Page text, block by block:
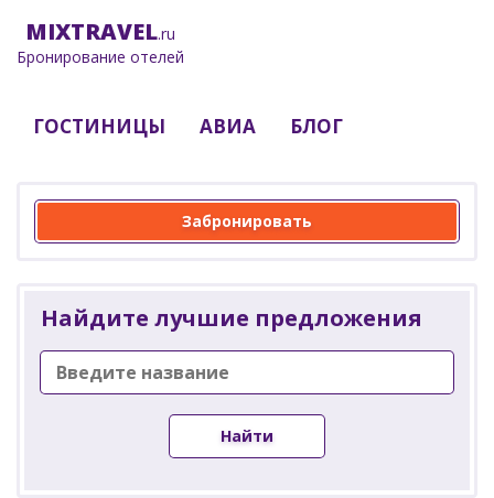
MIXTRAVEL.ru
Бронирование отелей
ГОСТИНИЦЫ АВИА БЛОГ
Забронировать
Найдите лучшие предложения
Найти